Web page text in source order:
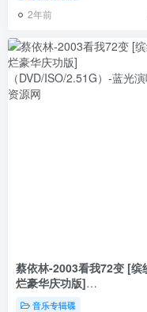
2年前
蔡依林-2003看我72变 [缤
烂豪华庆功版]
（DVD/ISO/2.51G）
音乐专辑碟